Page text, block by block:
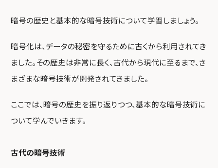
暗号の歴史と基本的な暗号技術について学習しましょう。
暗号化は、データの秘密を守るために古くから利用されてき
ました。その歴史は非常に長く、古代から現代に至るまで、さ
まざまな暗号技術が開発されてきました。
ここでは、暗号の歴史を振り返りつつ、基本的な暗号技術に
ついて学んでいきます。
古代の暗号技術